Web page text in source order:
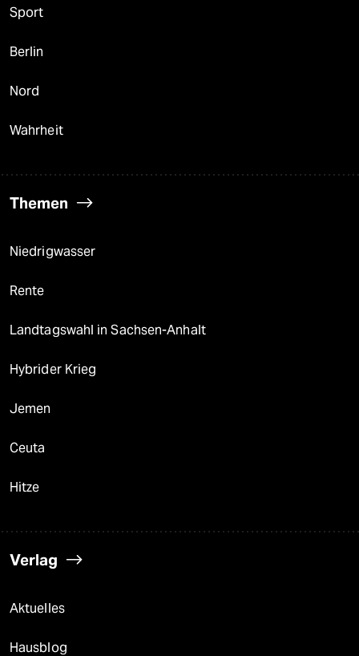
Sport
Berlin
Nord
Wahrheit
Themen
Niedrigwasser
Rente
Landtagswahl in Sachsen-Anhalt
Hybrider Krieg
Jemen
Ceuta
Hitze
Verlag
Aktuelles
Hausblog